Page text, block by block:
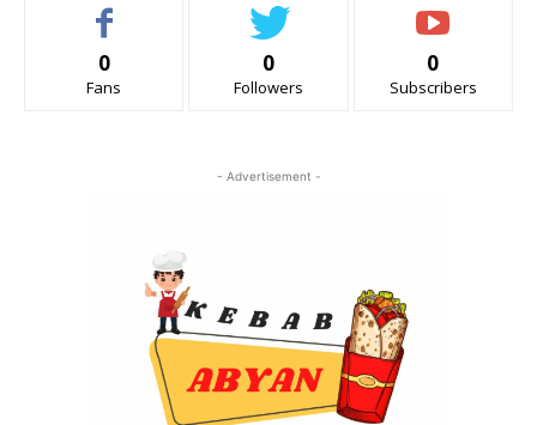
0
Fans
0
Followers
0
Subscribers
- Advertisement -